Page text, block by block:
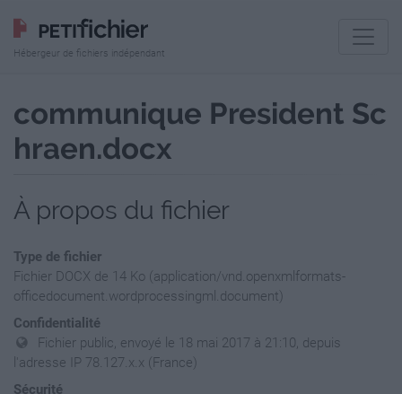
Hébergeur de fichiers indépendant
communique President Sc
hraen.docx
À propos du fichier
Type de fichier
Fichier DOCX de 14 Ko (application/vnd.openxmlformats-
officedocument.wordprocessingml.document)
Confidentialité
Fichier public, envoyé le 18 mai 2017 à 21:10, depuis
l'adresse IP 78.127.x.x (France)
Sécurité